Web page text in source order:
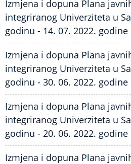
Izmjena i dopuna Plana
integriranog Univerziteta u
godinu - 14. 07. 2022. godine
Izmjena i dopuna Plana
integriranog Univerziteta u
godinu - 30. 06. 2022. godine
Izmjena i dopuna Plana
integriranog Univerziteta u
godinu - 20. 06. 2022. godine
Izmjena i dopuna Plana